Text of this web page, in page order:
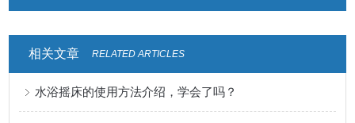
相关文章 RELATED ARTICLES
水浴摇床的使用方法介绍，学会了吗？